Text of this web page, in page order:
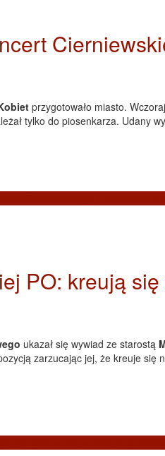
przygotowało miasto.
tylko do piosenkarza. Udany
PO: kreują
ukazał się wywiad ze starostą
zarzucając jej, że kreuje się